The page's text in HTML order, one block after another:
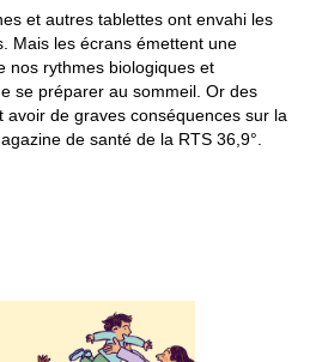
et autres tablettes ont envahi les
Mais les écrans émettent une
nos rythmes biologiques et
se préparer au sommeil. Or des
avoir de graves conséquences sur la
de santé de la RTS 36,9°.